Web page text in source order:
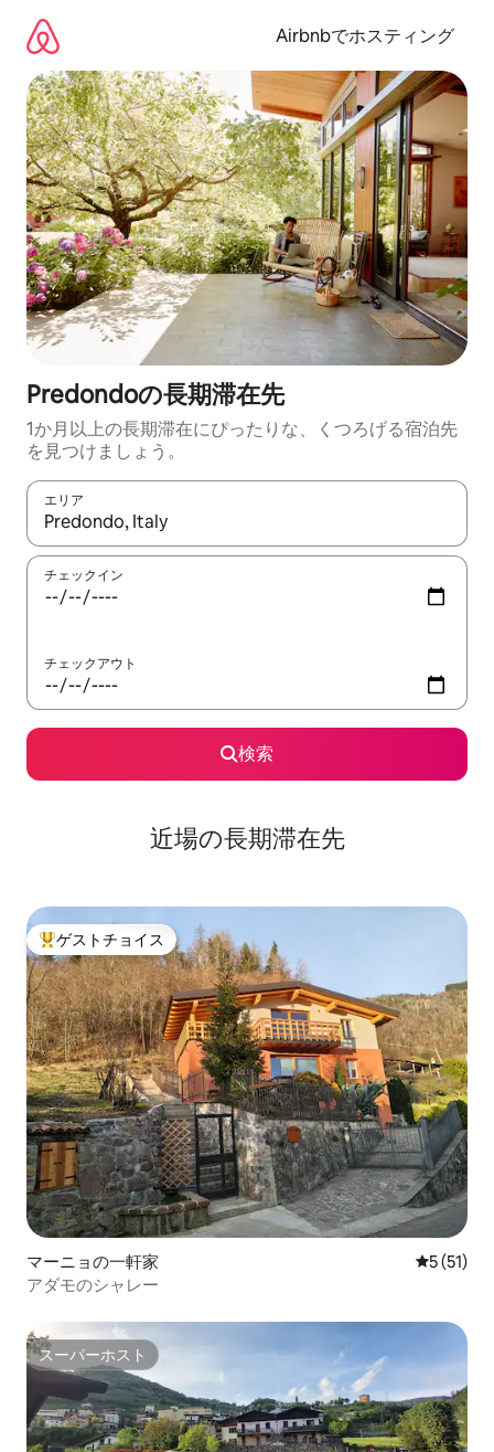
Airbnbでホスティング
Predondoの長期滞在先
1か月以上の長期滞在にぴったりな、くつろげる宿泊先
を見つけましょう。
エリア
検索結果が表示されたら、上下の矢印キーを使って移動するか
チェックイン
チェックアウト
検索
近場の長期滞在先
大好評のゲストチョイスです。
ゲストチョイス
マーニョの一軒家 レビュー
5 (51)
アダモのシャレー
スーパーホスト
スーパーホスト